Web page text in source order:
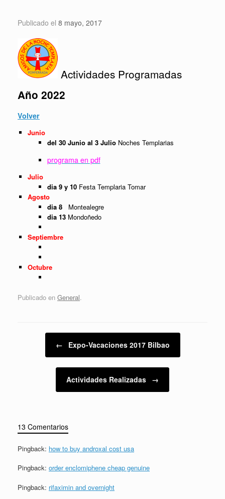
contenidoPublicado el 8 mayo, 2017
Actividades Programadas
Año 2022
Volver
Junio
del 30 Junio al 3 JulioNoches Templarias
programa en pdf
Julio
dia 9 y 10Festa Templaria Tomar
Agosto
dia 8
Montealegre
dia 13Mondoñedo
Septiembre
Octubre
Publicado en General.
Navegador de artículos
← Expo-Vacaciones 2017 Bilbao
Actividades Realizadas →
13 Comentarios
Pingback: how to buy androxal cost usa
Pingback: order enclomiphene cheap genuine
Pingback: rifaximin and overnight